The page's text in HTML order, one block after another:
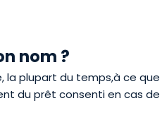
nom ?
la plupart du temps,à ce que
du prêt consenti en cas de